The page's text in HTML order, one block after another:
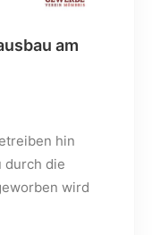
am
hin
durch die
wird